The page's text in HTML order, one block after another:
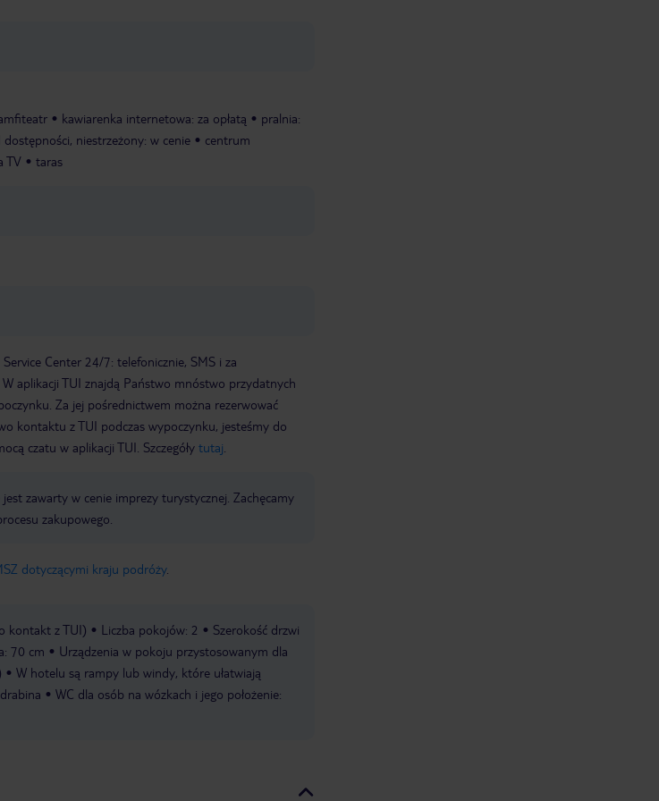
kawiarenka internetowa: za opłatą
pralnia:
niestrzeżony: w cenie
centrum
TV taras
Center 24/7: telefonicznie, SMS i za
aplikacji TUI znajdą Państwo mnóstwo przydatnych
Za jej pośrednictwem można rezerwować
kontaktu z TUI podczas wypoczynku, jesteśmy do
czatu w aplikacji TUI. Szczegóły tutaj
zawarty w cenie imprezy turystycznej. Zachęcamy
zakupowego.
dotyczącymi kraju podróży.
kontakt z TUI) Liczba pokojów: 2
Szerokość drzwi
70 cm
Urządzenia w pokoju przystosowanym dla
W hotelu są rampy lub windy, które ułatwiają
WC dla osób na wózkach i jego położenie: